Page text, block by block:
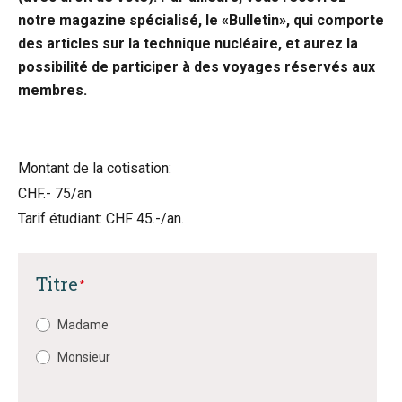
notre magazine spécialisé, le «Bulletin», qui comporte
des articles sur la technique nucléaire, et aurez la
possibilité de participer à des voyages réservés aux
membres.
Montant de la cotisation:
CHF.- 75/an
Tarif étudiant: CHF 45.-/an.